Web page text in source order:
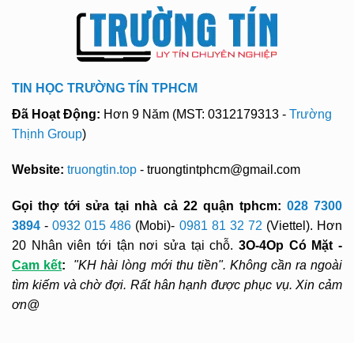
TIN HỌC TRƯỜNG TÍN TPHCM
Đã Hoạt Động: Hơn 9 Năm (MST: 0312179313 - Trường
Thịnh Group)
Website: truongtin.top - truongtintphcm@gmail.com
Gọi thợ tới sửa tại nhà cả 22 quận tphcm: 028 7300
3894-0932 015 486 (Mobi)- 0981 81 32 72 (Viettel). Hơn
20 Nhân viên tới tận nơi sửa tại chỗ. 3O-4Op Có Mặt -
Cam kết:
"KH hài lòng mới thu tiền". Không cần ra ngoài
tìm kiếm và chờ đợi. Rất hân hạnh được phục vụ. Xin cảm
ơn@